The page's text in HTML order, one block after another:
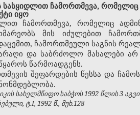
სასყიდლით ჩამორთმევა,
იყო
ჩამორთმევა, რომელიც
მის იძულებით
ჩამორთმეული საგნის
და საბრძოლო მასალები არ
წარმოადგენს.
შეფარდების წესსა და
სახელმწიფო საბჭოს 1992 წლის 3
ტ.I, 1992 წ., მუხ.128